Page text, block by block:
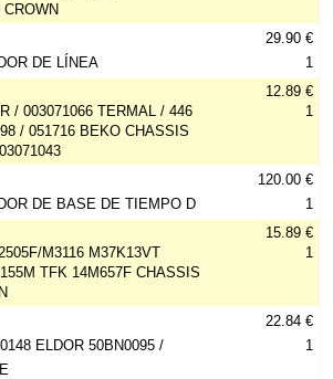
DE LÍNEA
29.90 €
1
/ 003071066 TERMAL / 446
/ 051716 BEKO CHASSIS
12.89 €
1
DE BASE DE TIEMPO D
120.00 €
1
M3116 M37K13VT
TFK 14M657F CHASSIS
15.89 €
1
ELDOR 50BN0095 /
22.84 €
1